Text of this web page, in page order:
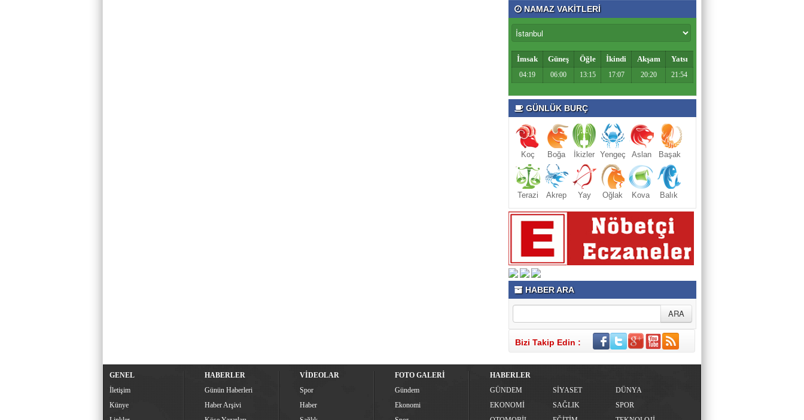
NAMAZ VAKİTLERİ
İmsak Güneş Öğle İkindi Akşam Yatsı
04:19 06:00 13:15 17:07 20:20 21:54
GÜNLÜK BURÇ
Koç Boğa İkizler Yengeç Aslan Başak
Terazi Akrep Yay Oğlak Kova Balık
HABER ARA
Bizi Takip Edin :
GENEL
İletişim
Künye
HABERLER
Günün Haberleri
Haber Arşivi
VİDEOLAR
Spor
Haber
FOTO GALERİ
Gündem
Ekonomi
HABERLER
GÜNDEM
SİYASET
DÜNYA
EKONOMİ
SAĞLIK
SPOR